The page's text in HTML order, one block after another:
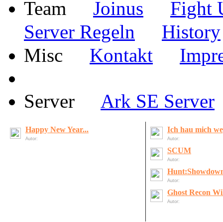
Team
Joinus
Fight
Server Regeln
History
Misc
Kontakt
Server Ark SE Server
Happy New Year...
Autor:
Ich hau mich
Autor:
SCUM
Autor:
Autor:
Ghost Recon
Autor: